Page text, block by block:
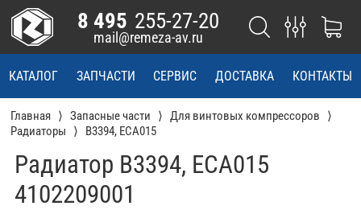
КАТАЛОГ ЗАПЧАСТИ СЕРВИС ДОСТАВКА КОНТАКТЫ
8 495 255-27-20
mail@remeza-av.ru
Главная Запасные части
Для винтовых компрессоров
Радиаторы
В3394, ЕСА015
Радиатор В3394, ЕСА015
4102209001